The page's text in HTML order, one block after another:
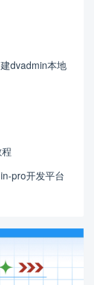
dvadmin本地
pro开发平台